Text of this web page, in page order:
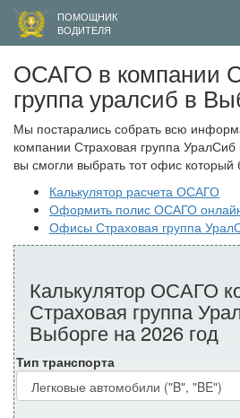
ПОМОЩНИК
ВОДИТЕЛЯ
ОСАГО в компании
группа уралсиб в
Мы постарались собрать всю
компании Страховая группа
вы смогли выбрать тот офис который
Калькулятор расчета ОСАГО
Оформить полис ОСАГО
Офисы Страховая группа
Калькулятор ОСАГО
Страховая группа
Выборге на 2026 год
Тип транспорта